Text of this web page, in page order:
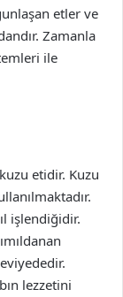
etler ve
Zamanla
ile
etidir. Kuzu
işlendiğidir.
lezzetini